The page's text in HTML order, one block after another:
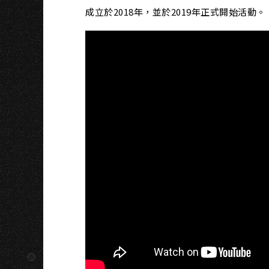
成立於2018年，並於2019年正式開始活動。